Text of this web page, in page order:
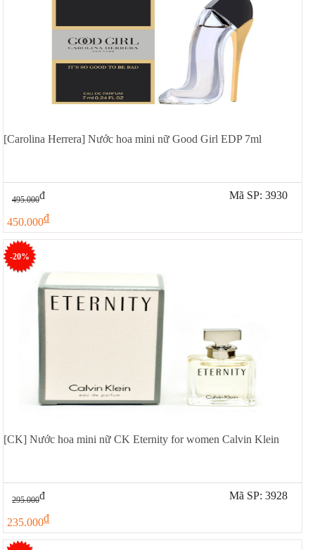
[Carolina Herrera] Nước hoa mini nữ Good Girl EDP 7ml
495.000đ
450.000đ
Mã SP: 3930
-20%
[CK] Nước hoa mini nữ CK Eternity for women Calvin Klein
295.000đ
235.000đ
Mã SP: 3928